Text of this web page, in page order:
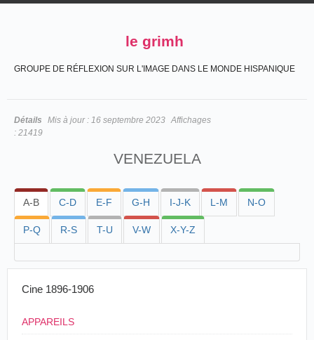
le grimh
GROUPE DE RÉFLEXION SUR L'IMAGE DANS LE MONDE HISPANIQUE
Détails Mis à jour : 16 septembre 2023 Affichages
: 21419
VENEZUELA
A-B C-D E-F G-H I-J-K L-M N-O
P-Q R-S T-U V-W X-Y-Z
Cine 1896-1906
APPAREILS